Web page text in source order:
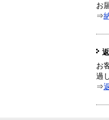
お
⇒
お
過
⇒